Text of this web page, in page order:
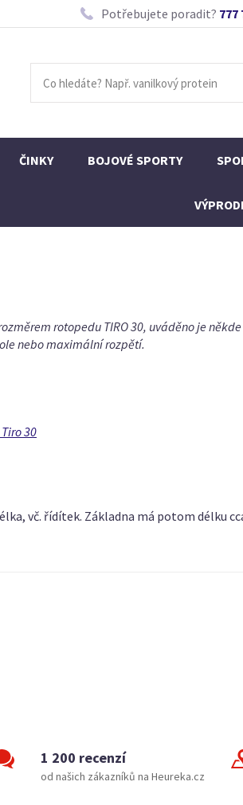
Potřebujete poradit? 777
ČINKY BOJOVÉ SPORTY
rotopedu TIRO 30, uváděno je
nebo maximální rozpětí.
30
vč. řídítek. Základna má potom délku
1 200 recenzí
od našich zákazníků na Heureka.cz